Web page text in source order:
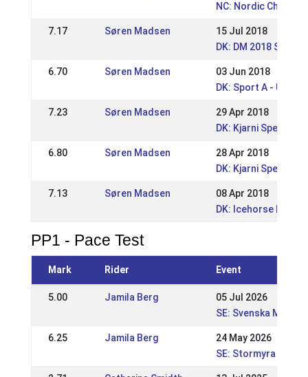
NC: Nordic
7.17 Søren Madsen
15 Jul 2018
DK: DM 2018 Sport
6.70 Søren Madsen
03 Jun 2018
DK: Sport A -
7.23 Søren Madsen
29 Apr 2018
DK: Kjarni Special
6.80 Søren Madsen
28 Apr 2018
DK: Kjarni Special
7.13 Søren Madsen
08 Apr 2018
DK: Icehorse
PP1 - Pace Test
Mark Rider Event
5.00 Jamila Berg
05 Jul 2026
SE: Svenska
6.25 Jamila Berg
24 May 2026
SE: Stormyra